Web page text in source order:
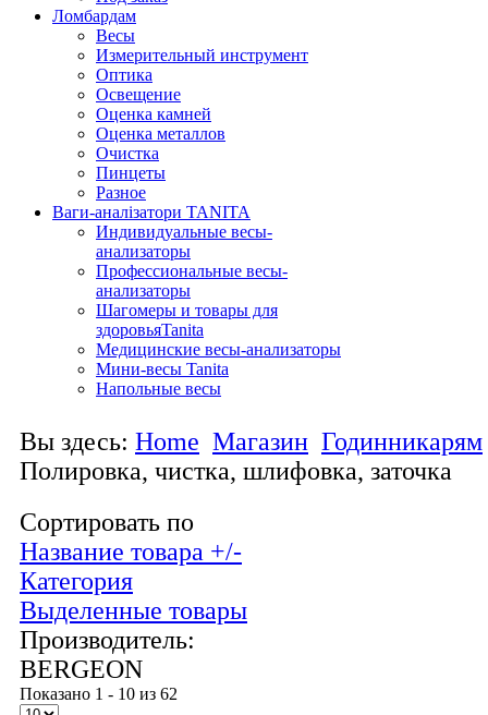
Ломбардам
Весы
Измерительный инструмент
Оптика
Освещение
Оценка камней
Оценка металлов
Очистка
Пинцеты
Разное
Ваги-аналізатори TANITA
Индивидуальные весы-
анализаторы
Профессиональные весы-
анализаторы
Шагомеры и товары для
здоровьяTanita
Медицинские весы-анализаторы
Мини-весы Tanita
Напольные весы
Вы здесь: Home Магазин Годинникарям
Полировка, чистка, шлифовка, заточка
Сортировать по
Название товара +/-
Категория
Выделенные товары
Производитель:
BERGEON
Показано 1 - 10 из 62